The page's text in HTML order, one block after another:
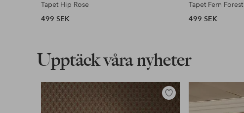
Tapet Hip Rose
499 SEK
Tapet Fern Forest
499 SEK
Upptäck våra nyheter
Lägg
till